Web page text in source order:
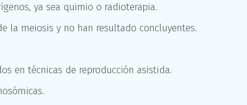
ya sea quimio o radioterapia.
la meiosis y no han resultado concluyentes.
en técnicas de reproducción asistida.